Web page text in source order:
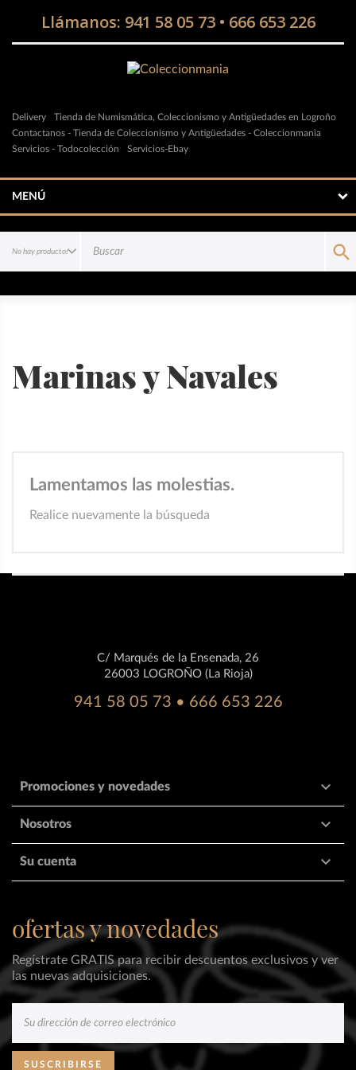
Llámanos: 941 58 05 73• 666 653 226
Delivery
Tienda de Numismática, Coleccionismo y Antigüedades en Logroño
Contactanos - Tienda de Coleccionismo y Antigüedades - Coleccionmania
Servicios - Todocolección
Servicios-Ebay
MENÚ

Marinas y Navales
Lamentamos las molestias.
Realice nuevamente la búsqueda
C/ Marqués de la Ensenada, 26
26003 LOGROÑO (La Rioja)
941 58 05 73 • 666 653 226
Promociones y novedades 
Nosotros 
Su cuenta 
ofertas y novedades
Regístrate GRATIS para recibir descuentos exclusivos y ver
las nuevas adquisiciones.